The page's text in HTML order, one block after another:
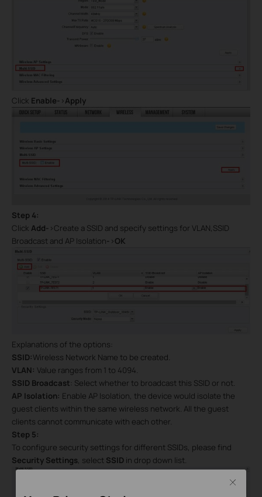
Click Enable- >Apply
Step 4:
Click Add- >Create a SSID and specify settings for VLAN,SSID
Broadcast and AP Isolation- >OK
Explanations of the options:
SSID:Wireless Network Name to be created.
VLAN: Value ranges from 1 to 4094.
SSID Broadcast : Select whether to broadcast this SSID or not.
AP Isolation: Enable AP Isolation, the device would isolate the
guest clients within the same wireless network. All the guest
clients cannot communicate with each other.
Step 5:
To configure security settings for different SSIDs, please find
Security Settings, select SSID in drop down list.
Close